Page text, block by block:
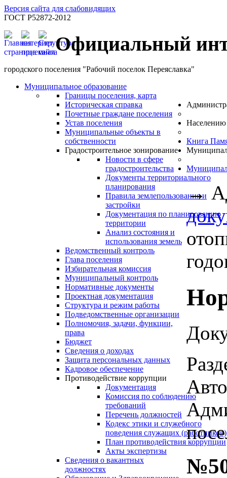
Версия сайта для слабовидящих
ГОСТ Р52872-2012
Официальный
городского поселения "Рабочий поселок Переяславка"
Муниципальное образование
Границы поселения, карта
Историческая справка
Почетные граждане поселения
Устав поселения
Муниципальные объекты в
собственности
Градостроительное зонирование
Новости в сфере
градостроительства
Документы территориального
планирования
Правила землепользования и
застройки
Документация по планированию
территории
Анализ состояния и
использования земель
Ведомственный контроль
Глава поселения
Избирательная комиссия
Муниципальный контроль
Нормативные документы
Проектная документация
Структура и режим работы
Подведомственные организации
Полномочия, задачи, функции,
права
Бюджет
Сведения о доходах
Защита персональных данных
Кадровое обеспечение
Противодействие коррупции
Документация
Комиссия по соблюдению
требований
Перечень должностей
Кодекс этики и служебного
поведения служащих (работников)
План противодействия коррупции
Акты экспертизы
Сведения о вакантных
должностях
Населению
Книга
→